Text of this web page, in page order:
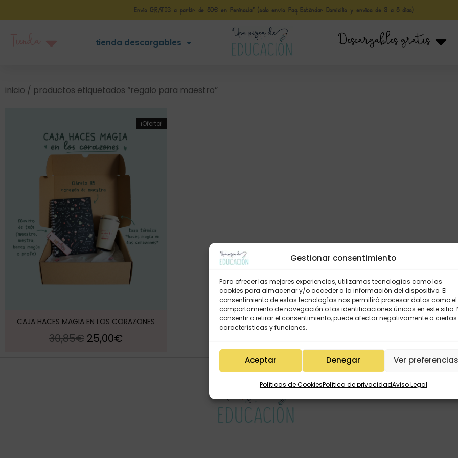
Gestionar consentimiento
Para ofrecer las mejores experiencias, utilizamos tecnologías como las
cookies para almacenar y/o acceder a la información del dispositivo. El
consentimiento de estas tecnologías nos permitirá procesar datos como el
comportamiento de navegación o las identificaciones únicas en este sitio.
consentir o retirar el consentimiento, puede afectar negativamente a ciertas
características y funciones.
Aceptar Denegar Ver
Políticas de CookiesPolítica de privacidadAviso Legal
Envío GRATIS a partir de 50€ en Península* (solo envio Paq Estándar Domicilio y envíos de 3 a 5 días)
tienda descargables Descargables gratis
inicio / productos etiquetados “regalo para maestro”
¡Oferta!
CAJA HACES MAGIA EN LOS CORAZONES
30,85€ 25,00€